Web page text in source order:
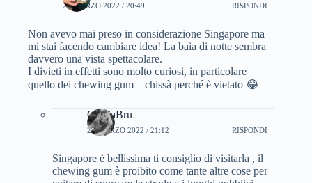
22 MARZO 2022 / 20:49 RISPONDI
Non avevo mai preso in considerazione Singapore ma
mi stai facendo cambiare idea! La baia di notte sembra
davvero una vista spettacolare.
I divieti in effetti sono molto curiosi, in particolare
quello dei chewing gum – chissà perché è vietato 😂
CinziaBru
22 MARZO 2022 / 21:12 RISPONDI
Singapore è bellissima ti consiglio di visitarla , il
chewing gum è proibito come tante altre cose per